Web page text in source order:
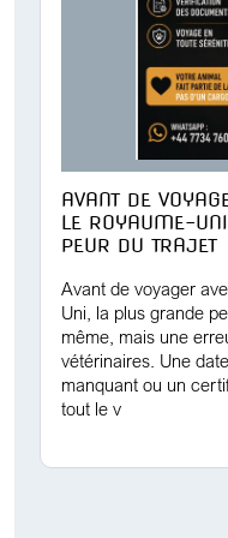
AVANT DE
LE ROYAUME-
PEUR DU TRAJET
Avant de voyager
Uni, la plus grande
même, mais une
vétérinaires. Une
manquant ou un
tout le v